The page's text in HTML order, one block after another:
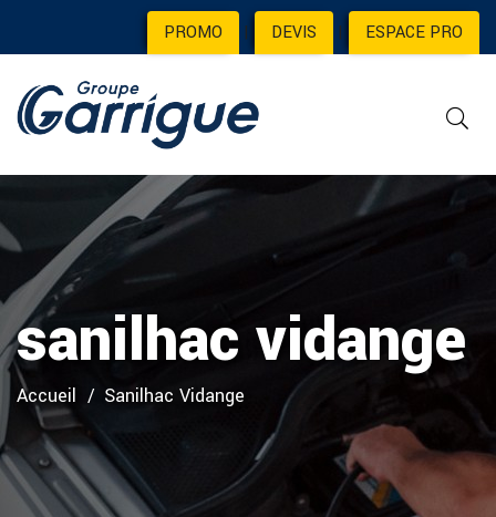
PROMO | DEVIS | ESPACE PRO
sanilhac vidange
Accueil Sanilhac Vidange